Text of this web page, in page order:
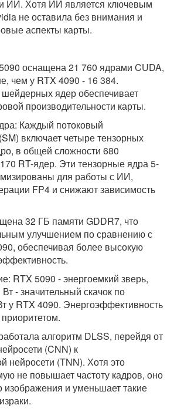
ИИ. Хотя ИИ является ключевым
не оставила без внимания и
аспекты карты.
оснащена 21 760 ядрами CUDA,
чем у RTX 4090 - 16 384.
ядер обеспечивает
производительности карты.
Каждый потоковый
включает четыре тензорных
в общей сложности 680
RT-ядер. Эти тензорные ядра 5-
для работы с ИИ,
FP4 и снижают зависимость
32 ГБ памяти GDDR7, что
улучшением по сравнению с
обеспечивая более высокую
RTX 5090 - энергоемкий зверь,
- значительный скачок по
у RTX 4090. Энергоэффективность
алгоритм DLSS, перейдя от
(CNN) к
нейросети (TNN). Хотя это
не повышает частоту кадров, оно
изображения и уменьшает такие